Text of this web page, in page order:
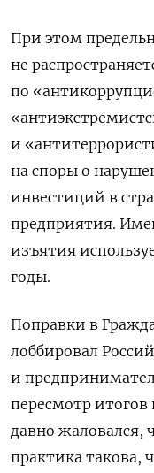
При этом
не
по
и
на споры о
инвестиций в
предприятия.
изъятия
годы.
Поправки в
лоббировал
и
пересмотр
давно жаловался,
практика такова,